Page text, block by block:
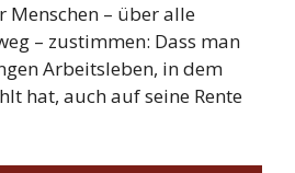
Menschen – über alle
– zustimmen: Dass man
Arbeitsleben, in dem
hat, auch auf seine Rente